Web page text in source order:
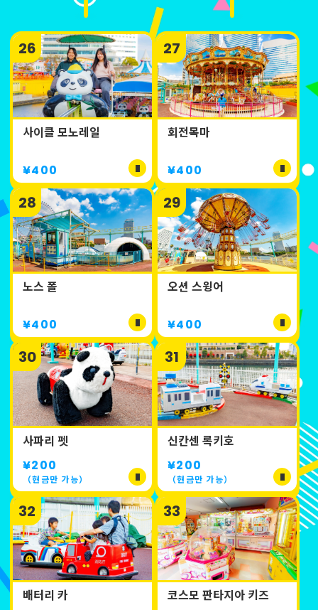
사이클 모노레일
¥400
26
회전목마
¥400
27
노스 폴
¥400
28
오션 스윙어
¥400
29
사파리 펫
¥200
（현금만 가능）
30
신칸센 록키호
¥200
（현금만 가능）
31
배터리 카
32
코스모 판타지아 키즈
33